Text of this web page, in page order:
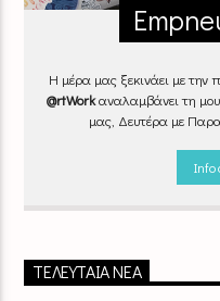
Η μέρα μας ξεκινάει με την
@rtWorkαναλαμβάνει τη
μας, Δευτέρα με
εναλλάσσονται
Info
ΤΕΛΕΥΤΑΊΑ ΝΈΑ